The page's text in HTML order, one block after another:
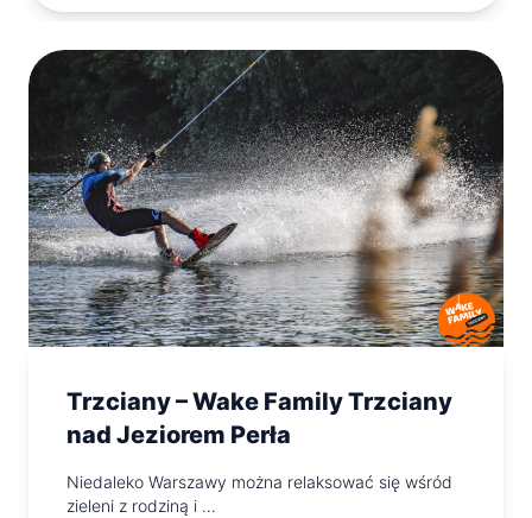
Trzciany – Wake Family Trzciany
nad Jeziorem Perła
Niedaleko Warszawy można relaksować się wśród
zieleni z rodziną i …